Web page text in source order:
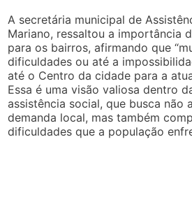
A secretária municipal de
Mariano, ressaltou a importância
para os bairros, afirmando que
dificuldades ou até a
até o Centro da cidade para a
Essa é uma visão valiosa dentro
assistência social, que busca não
demanda local, mas também
dificuldades que a população